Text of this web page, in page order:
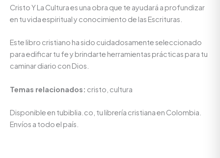
Cristo Y La Cultura es una obra que te ayudará a profundizar
en tu vida espiritual y conocimiento de las Escrituras.
Este libro cristiano ha sido cuidadosamente seleccionado
para edificar tu fe y brindarte herramientas prácticas para tu
caminar diario con Dios.
Temas relacionados: cristo, cultura
Disponible en tubiblia.co, tu librería cristiana en Colombia.
Envíos a todo el país.